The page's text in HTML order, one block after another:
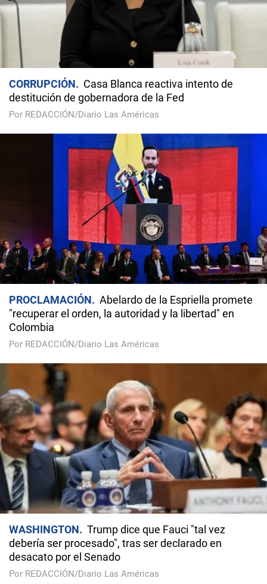
CORRUPCIÓN
Casa Blanca reactiva intento de
destitución de gobernadora de la Fed
Por REDACCIÓN/Diario Las Américas
PROCLAMACIÓN
Abelardo de la Espriella promete
"recuperar el orden, la autoridad y la libertad" en
Colombia
Por REDACCIÓN/Diario Las Américas
WASHINGTON
Trump dice que Fauci "tal vez
debería ser procesado", tras ser declarado en
desacato por el Senado
Por REDACCIÓN/Diario Las Américas